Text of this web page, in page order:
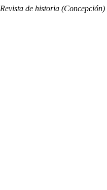
Revista de historia (Concepción)